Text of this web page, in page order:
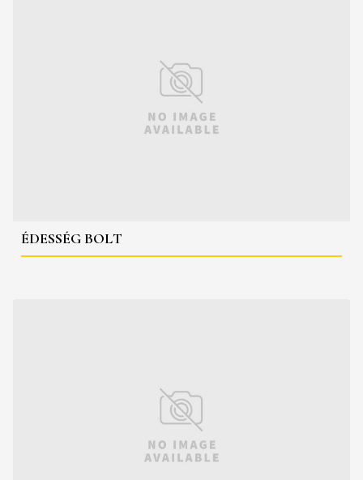
ÉDESSÉG BOLT